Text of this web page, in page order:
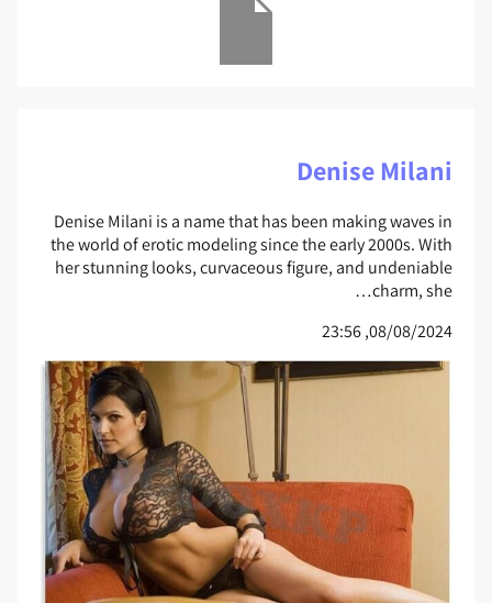
Denise Milani
Denise Milani is a name that has been making waves in
the world of erotic modeling since the early 2000s. With
her stunning looks, curvaceous figure, and undeniable
charm, she…
08/08/2024, 23:56